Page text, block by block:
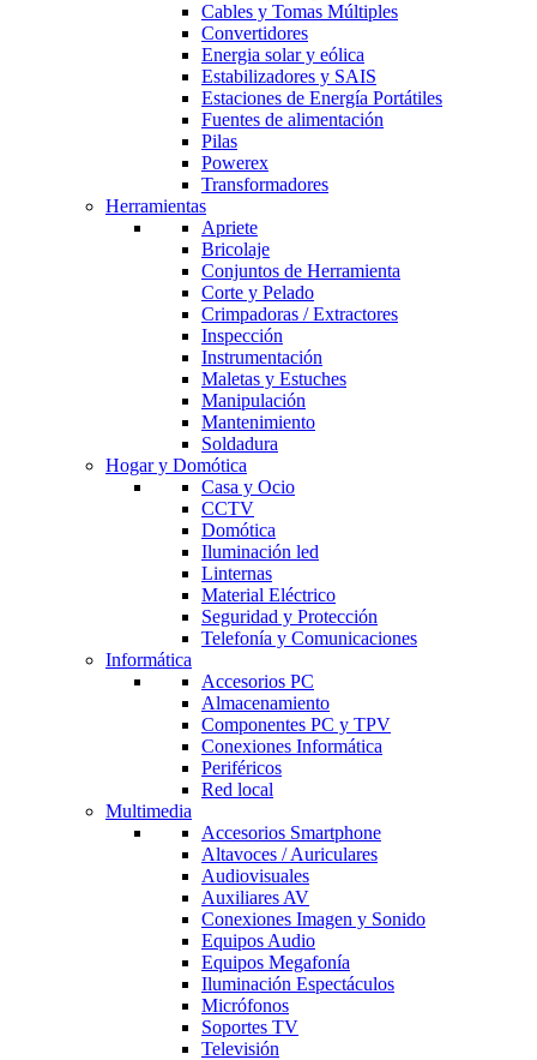
Cables y Tomas Múltiples
Convertidores
Energia solar y eólica
Estabilizadores y SAIS
Estaciones de Energía Portátiles
Fuentes de alimentación
Pilas
Powerex
Transformadores
Herramientas
Apriete
Bricolaje
Conjuntos de Herramienta
Corte y Pelado
Crimpadoras / Extractores
Inspección
Instrumentación
Maletas y Estuches
Manipulación
Mantenimiento
Soldadura
Hogar y Domótica
Casa y Ocio
CCTV
Domótica
Iluminación led
Linternas
Material Eléctrico
Seguridad y Protección
Telefonía y Comunicaciones
Informática
Accesorios PC
Almacenamiento
Componentes PC y TPV
Conexiones Informática
Periféricos
Red local
Multimedia
Accesorios Smartphone
Altavoces / Auriculares
Audiovisuales
Auxiliares AV
Conexiones Imagen y Sonido
Equipos Audio
Equipos Megafonía
Iluminación Espectáculos
Micrófonos
Soportes TV
Televisión